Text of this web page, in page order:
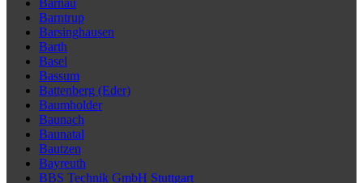
Bärnau
Barntrup
Barsinghausen
Barth
Basel
Bassum
Battenberg (Eder)
Baumholder
Baunach
Baunatal
Bautzen
Bayreuth
BBS Technik GmbH Stuttgart